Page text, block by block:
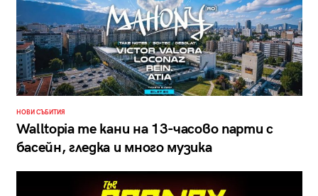
НОВИ СЪБИТИЯ
Walltopia те кани на 13-часово парти с
басейн, гледка и много музика